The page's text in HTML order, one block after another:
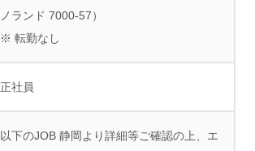
ノランド 7000-57）
※ 転勤なし
正社員
以下のJOB 静岡より詳細等ご確認の上、エ